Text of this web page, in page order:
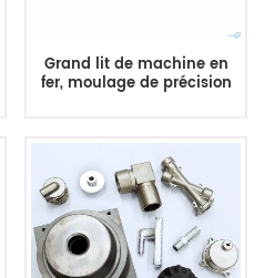
Grand lit de machine en
fer, moulage de précision